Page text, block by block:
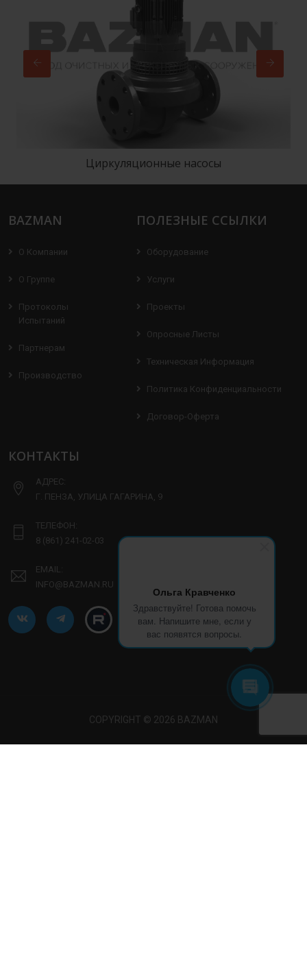
Ольга Кравченко
Здравствуйте! Готова помочь
вам. Напишите мне, если у
вас появятся вопросы.
Циркуляционные насосы
BAZMAN
О Компании
О Группе
Протоколы
Испытаний
Партнерам
Производство
ПОЛЕЗНЫЕ ССЫЛКИ
Оборудование
Услуги
Проекты
Опросные Листы
Техническая Информация
Политика Конфиденциальности
Договор-Оферта
КОНТАКТЫ
АДРЕС:
Г. ПЕНЗА, УЛИЦА ГАГАРИНА, 9
ТЕЛЕФОН:
8 (861) 241-02-03
EMAIL:
INFO@BAZMAN.RU
COPYRIGHT © 2026 BAZMAN